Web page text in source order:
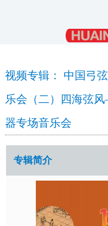
视频专辑： 中国弓
乐会（二）四海弦
器专场音乐会
专辑简介